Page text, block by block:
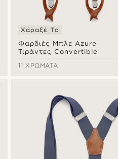
Φαρδιές Μπλε Azure
Τιράντες Convertible
Χάραξέ Το
11 ΧΡΏΜΑΤΑ